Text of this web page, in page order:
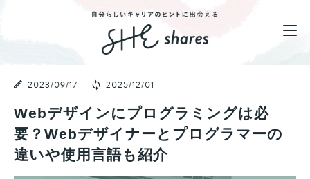
2023/09/17 2025/12/01
Webデザインにプログラミングは必
要？Webデザイナーとプログラマーの
違いや使用言語も紹介